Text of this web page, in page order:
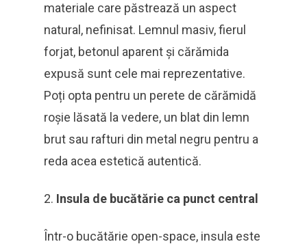
materiale care păstrează un aspect
natural, nefinisat. Lemnul masiv, fierul
forjat, betonul aparent și cărămida
expusă sunt cele mai reprezentative.
Poți opta pentru un perete de cărămidă
roșie lăsată la vedere, un blat din lemn
brut sau rafturi din metal negru pentru a
reda acea estetică autentică.
Insula de bucătărie ca punct central
Într-o bucătărie open-space, insula este